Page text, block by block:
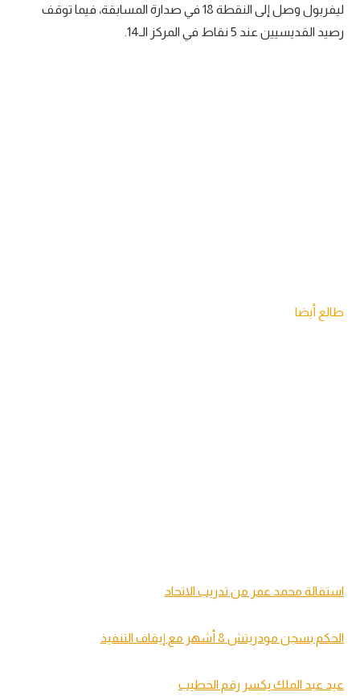
ليفربول وصل إلى النقطة 18 في صدارة المسابقة، فيما توقف
رصيد القديسيين عند 5 نقاط في المركز الـ14.
طالع أيضا
استقالة محمد عمر من تدريب الاتحاد
الحكم بسجن مودريتش 8 أشهر مع إيقاف التنفيذ
عيد عبد الملك يكسر رقم الخطيب